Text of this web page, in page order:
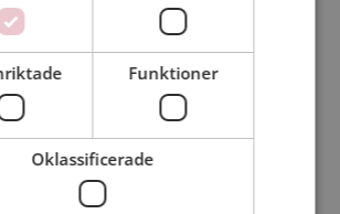
Kvinna
Funktioner
Oklassificerade